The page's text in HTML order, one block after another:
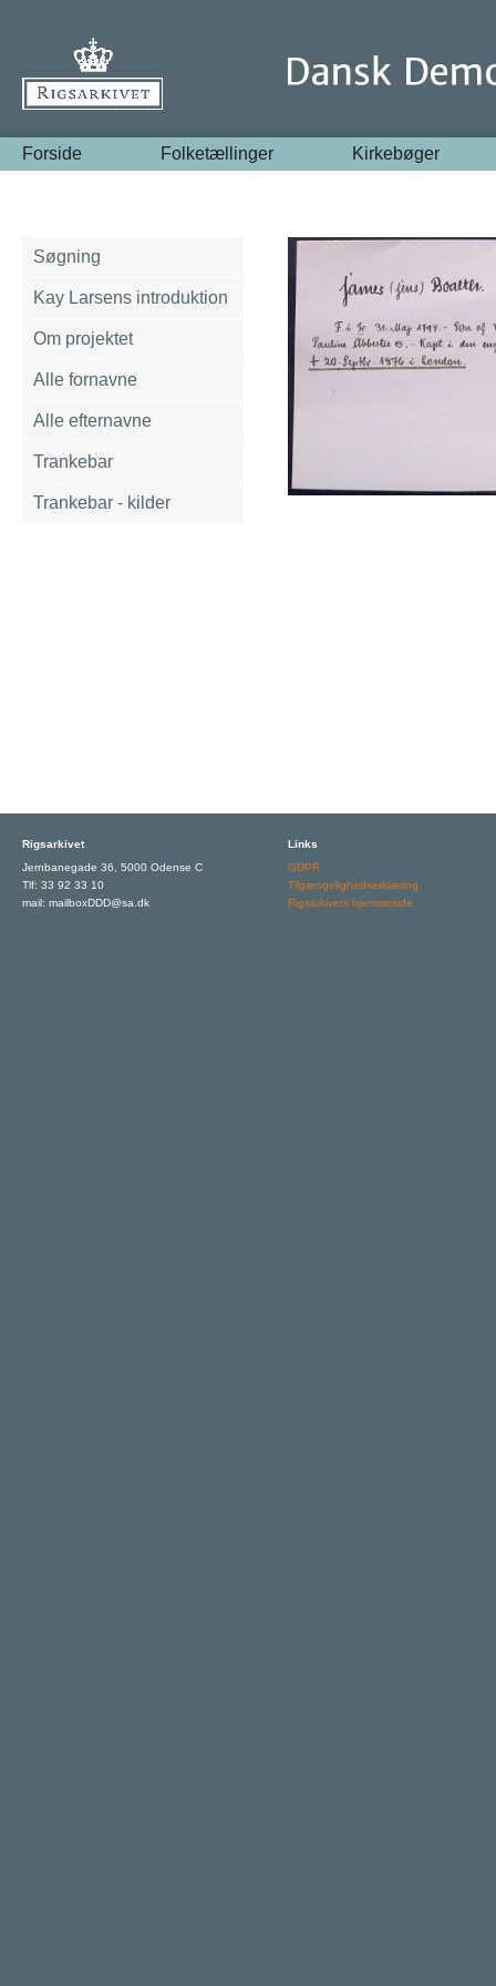
Forside Folketællinger Kirkebøger
Søgning
Kay Larsens introduktion
Om projektet
Alle fornavne
Alle efternavne
Trankebar
Trankebar - kilder
Rigsarkivet
Jernbanegade 36, 5000 Odense C
Tlf: 33 92 33 10
mail: mailboxDDD@sa.dk
Links
GDPR
Tilgængelighedserklæring
Rigsarkivets hjemmeside